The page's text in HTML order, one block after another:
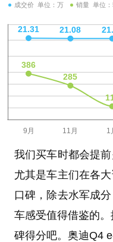
成交价 单位：万 销量 单位：
我们买车时都会提
尤其是车主们在各
口碑，除去水军成
车感受值得借鉴的
碑得分吧。奥迪Q4